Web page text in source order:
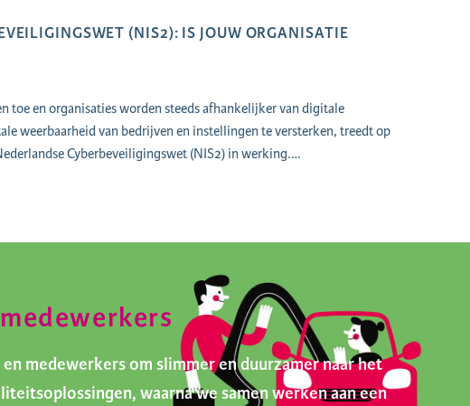
(NIS2): IS JOUW ORGANISATIE
toe en organisaties worden steeds afhankelijker van digitale
weerbaarheid van bedrijven en instellingen te versterken, treedt op
Cyberbeveiligingswet (NIS2) in werking.…
medewerkers om slimmer en duurzamer naar het
waarna we samen werken aan een